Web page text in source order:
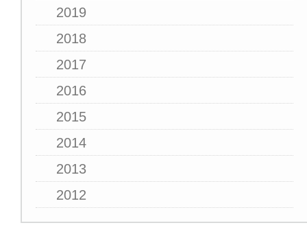
2019
2018
2017
2016
2015
2014
2013
2012